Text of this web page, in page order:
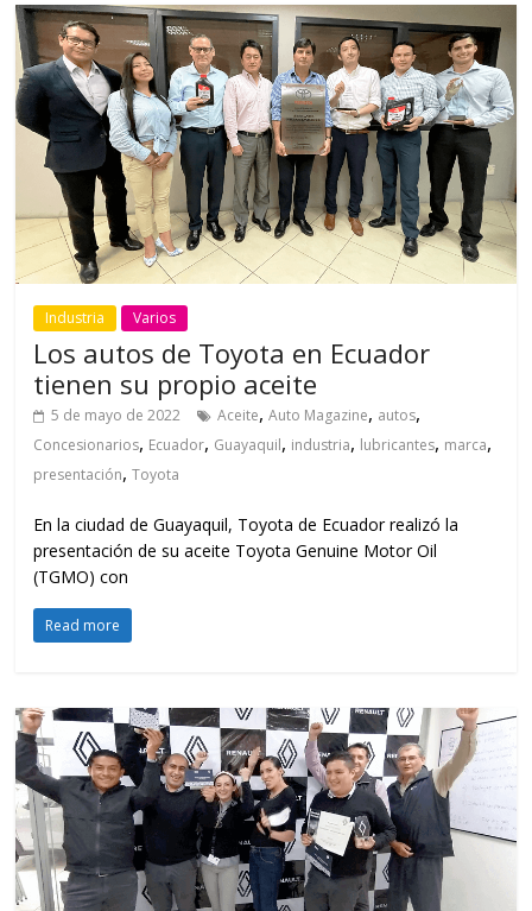
Industria Varios
Los autos de Toyota en Ecuador
tienen su propio aceite
5 de mayo de 2022 Aceite,Auto Magazine, autos,
Concesionarios, Ecuador, Guayaquil, industria, lubricantes, marca,
presentación,Toyota
En la ciudad de Guayaquil, Toyota de Ecuador realizó la
presentación de su aceite Toyota Genuine Motor Oil
(TGMO) con
Read more